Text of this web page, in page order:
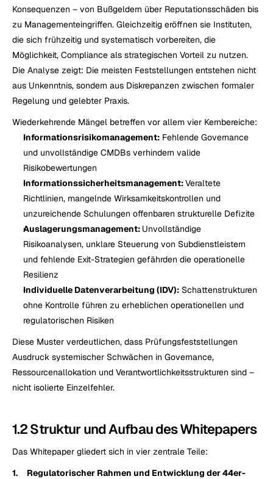
Konsequenzen – von Bußgeldern über Reputationsschäden bis
zu Managementeingriffen. Gleichzeitig eröffnen sie Instituten,
die sich frühzeitig und systematisch vorbereiten, die
Möglichkeit, Compliance als strategischen Vorteil zu nutzen.
Die Analyse zeigt: Die meisten Feststellungen entstehen nicht
aus Unkenntnis, sondern aus Diskrepanzen zwischen formaler
Regelung und gelebter Praxis.
Wiederkehrende Mängel betreffen vor allem vier Kernbereiche:
Informationsrisikomanagement: Fehlende Governance
und unvollständige CMDBs verhindern valide
Risikobewertungen
Informationssicherheitsmanagement: Veraltete
Richtlinien, mangelnde Wirksamkeitskontrollen und
unzureichende Schulungen offenbaren strukturelle Defizite
Auslagerungsmanagement: Unvollständige
Risikoanalysen, unklare Steuerung von Subdienstleistern
und fehlende Exit-Strategien gefährden die operationelle
Resilienz
Individuelle Datenverarbeitung (IDV): Schattenstrukturen
ohne Kontrolle führen zu erheblichen operationellen und
regulatorischen Risiken
Diese Muster verdeutlichen, dass Prüfungsfeststellungen
Ausdruck systemischer Schwächen in Governance,
Ressourcenallokation und Verantwortlichkeitsstrukturen sind –
nicht isolierte Einzelfehler.
1.2 Struktur und Aufbau des Whitepapers
Das Whitepaper gliedert sich in vier zentrale Teile:
1.     Regulatorischer Rahmen und Entwicklung der 44er-